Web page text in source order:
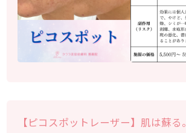
【ピコスポットレーザー】肌は蘇る。